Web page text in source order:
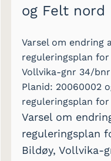
og Felt nord
Varsel om endring
reguleringsplan for
Vollvika-gnr 34/bnr
Planid: 20060002
reguleringsplan
Varsel om
reguleringsplan
Bildøy, Vollvika-